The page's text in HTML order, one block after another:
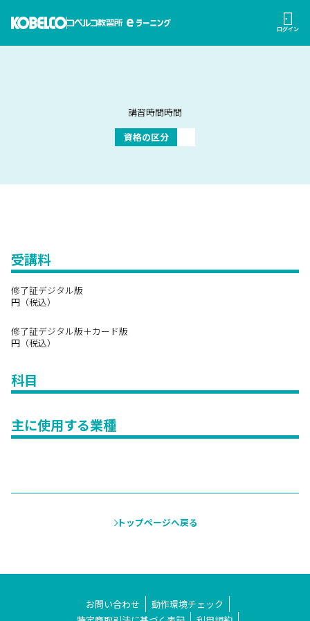
ログイン
講習時間時間
資格の区分
受講料
修了証デジタル版
円（税込）
修了証デジタル版＋カード版
円（税込）
科目
主に使用する業種
トップページへ戻る
お問い合わせ
動作環境チェック